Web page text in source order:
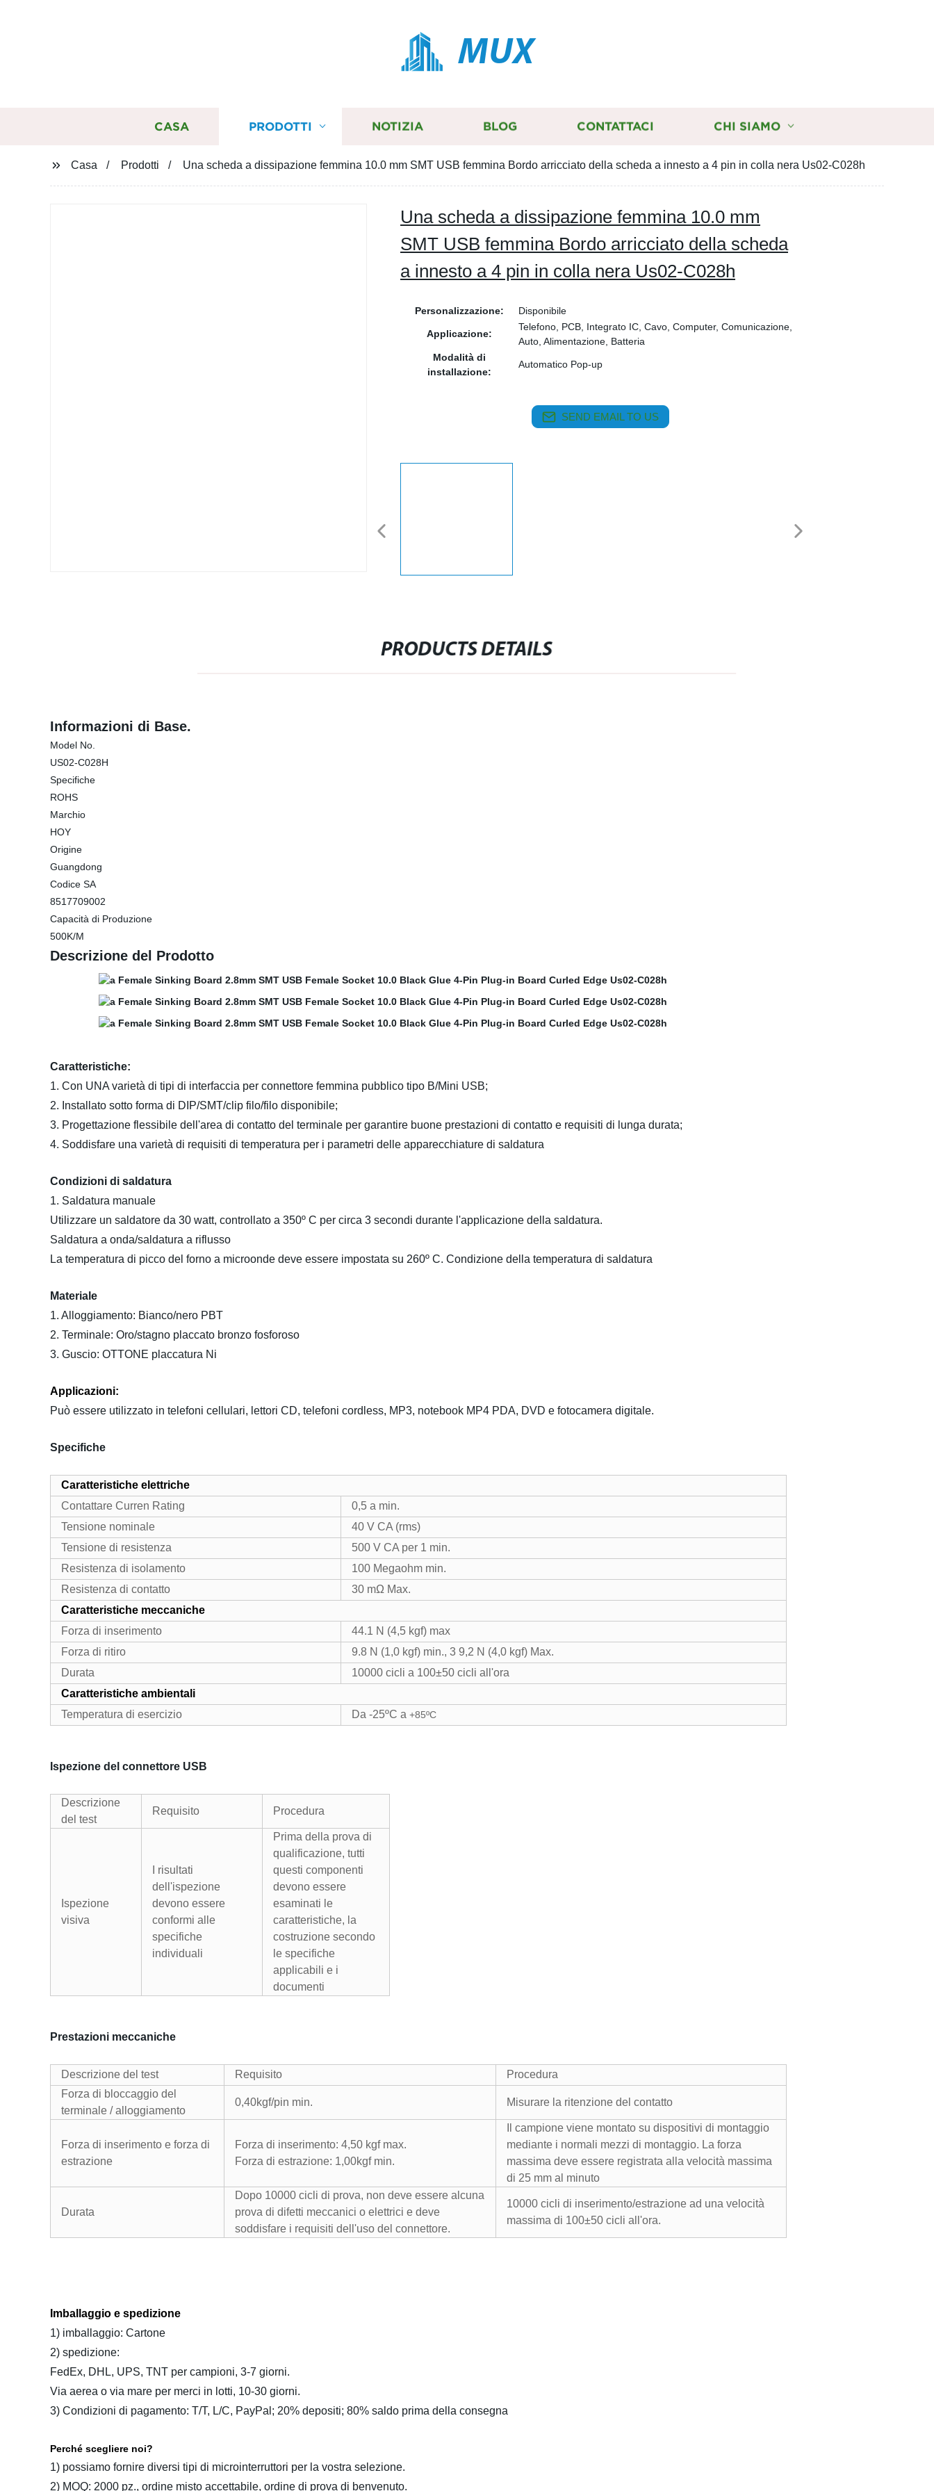
MUX
CASA PRODOTTI NOTIZIA BLOG CONTATTACI CHI SIAMO
Casa Prodotti Una scheda a dissipazione femmina 10.0 mm SMT USB femmina Bordo arricciato della scheda a innesto a 4 pin in colla nera Us02-C028h
Una scheda a dissipazione femmina 10.0 mm
SMT USB femmina Bordo arricciato della scheda
a innesto a 4 pin in colla nera Us02-C028h
Personalizzazione: Disponibile
Applicazione:
Telefono, PCB, Integrato IC, Cavo, Computer, Comunicazione,
Auto, Alimentazione, Batteria
Modalità di
installazione:
Automatico Pop-up
SEND EMAIL TO US
PRODUCTS DETAILS
Informazioni di Base.
Model No.
US02-C028H
Specifiche
ROHS
Marchio
HOY
Origine
Guangdong
Codice SA
8517709002
Capacità di Produzione
500K/M
Descrizione del Prodotto
Caratteristiche:
1. Con UNA varietà di tipi di interfaccia per connettore femmina pubblico tipo B/Mini USB;
2. Installato sotto forma di DIP/SMT/clip filo/filo disponibile;
3. Progettazione flessibile dell'area di contatto del terminale per garantire buone prestazioni di contatto e requisiti di lunga durata;
4. Soddisfare una varietà di requisiti di temperatura per i parametri delle apparecchiature di saldatura
Condizioni di saldatura
1. Saldatura manuale
Utilizzare un saldatore da 30 watt, controllato a 350º C per circa 3 secondi durante l'applicazione della saldatura.
Saldatura a onda/saldatura a riflusso
La temperatura di picco del forno a microonde deve essere impostata su 260º C. Condizione della temperatura di saldatura
Materiale
1. Alloggiamento: Bianco/nero PBT
2. Terminale: Oro/stagno placcato bronzo fosforoso
3. Guscio: OTTONE placcatura Ni
Applicazioni:
Può essere utilizzato in telefoni cellulari, lettori CD, telefoni cordless, MP3, notebook MP4 PDA, DVD e fotocamera digitale.
Specifiche
Caratteristiche elettriche
Contattare Curren Rating
0,5 a min.
Tensione nominale
40 V CA (rms)
Tensione di resistenza
500 V CA per 1 min.
Resistenza di isolamento
100 Megaohm min.
Resistenza di contatto
30 mΩ Max.
Caratteristiche meccaniche
Forza di inserimento
44.1 N (4,5 kgf) max
Forza di ritiro
9.8 N (1,0 kgf) min., 3 9,2 N (4,0 kgf) Max.
Durata
10000 cicli a 100±50 cicli all'ora
Caratteristiche ambientali
Temperatura di esercizio
Da -25ºC a +85ºC
Ispezione del connettore USB
Descrizione
del test
Requisito Procedura
Ispezione
visiva
I risultati
dell'ispezione
devono essere
conformi alle
specifiche
individuali
Prima della prova di
qualificazione, tutti
questi componenti
devono essere
esaminati le
caratteristiche, la
costruzione secondo
le specifiche
applicabili e i
documenti
Prestazioni meccaniche
Descrizione del test Requisito
Procedura
Forza di bloccaggio del
terminale / alloggiamento
0,40kgf/pin min. Misurare la ritenzione del contatto
Forza di inserimento e forza di
estrazione
Forza di inserimento: 4,50 kgf max.
Forza di estrazione: 1,00kgf min.
Il campione viene montato su dispositivi di montaggio
mediante i normali mezzi di montaggio. La forza
massima deve essere registrata alla velocità massima
di 25 mm al minuto
Durata
Dopo 10000 cicli di prova, non deve essere alcuna
prova di difetti meccanici o elettrici e deve
soddisfare i requisiti dell'uso del connettore.
10000 cicli di inserimento/estrazione ad una velocità
massima di 100±50 cicli all'ora.
Imballaggio e spedizione
1) imballaggio: Cartone
2) spedizione:
FedEx, DHL, UPS, TNT per campioni, 3-7 giorni.
Via aerea o via mare per merci in lotti, 10-30 giorni.
3) Condizioni di pagamento: T/T, L/C, PayPal; 20% depositi; 80% saldo prima della consegna
Perché scegliere noi?
1) possiamo fornire diversi tipi di microinterruttori per la vostra selezione.
2) MOQ: 2000 pz., ordine misto accettabile, ordine di prova di benvenuto.